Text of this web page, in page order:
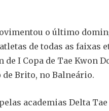
o último
de todas as faixas
I Copa de Tae Kwon
de Brito, no Balneário.
academias Delta